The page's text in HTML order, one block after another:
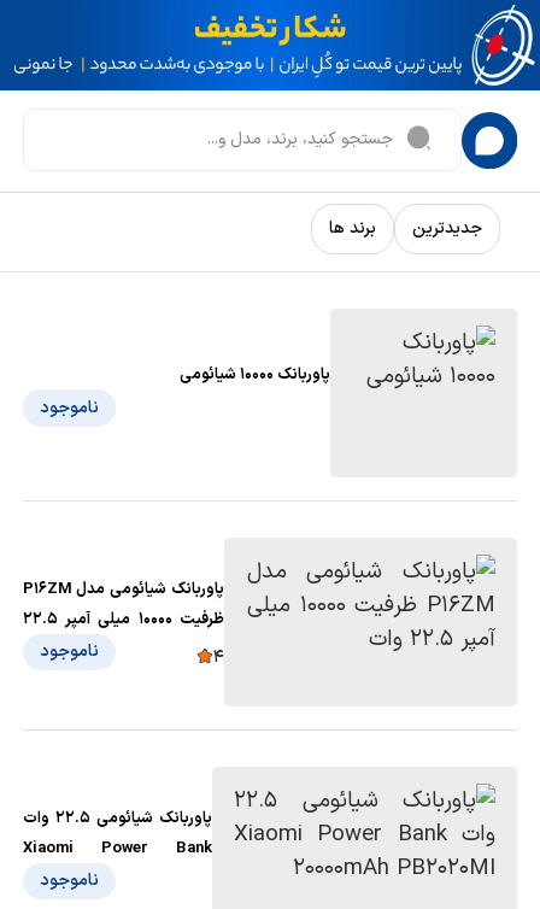
جدیدترین برند ها
پاوربانک 10000 شیائومی
ناموجود
پاوربانک شیائومی مدل P16ZM
ظرفیت 10000 میلی آمپر 22.5
وات
4 ناموجود
پاوربانک شیائومی 22.5 وات
Xiaomi Power Bank
20000mAh PB2020MI
ناموجود